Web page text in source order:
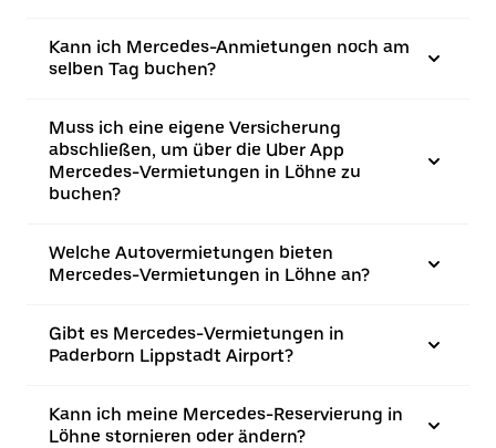
Kann ich Mercedes-Anmietungen noch am
selben Tag buchen?
Muss ich eine eigene Versicherung
abschließen, um über die Uber App
Mercedes-Vermietungen in Löhne zu
buchen?
Welche Autovermietungen bieten
Mercedes-Vermietungen in Löhne an?
Gibt es Mercedes-Vermietungen in
Paderborn Lippstadt Airport?
Kann ich meine Mercedes-Reservierung in
Löhne stornieren oder ändern?